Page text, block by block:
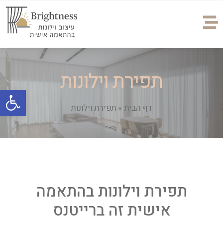
תפירת וילונות
דף הבית » תפירת וילונות
תפירת וילונות בהתאמה
אישית זה ברייטנס